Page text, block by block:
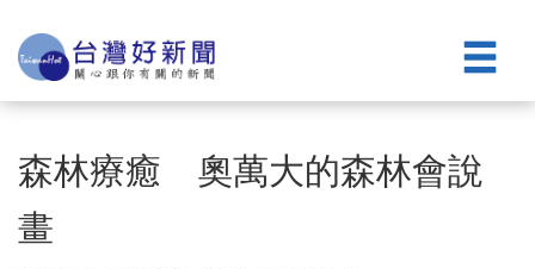
森林療癒 奧萬大的森林會說
畫